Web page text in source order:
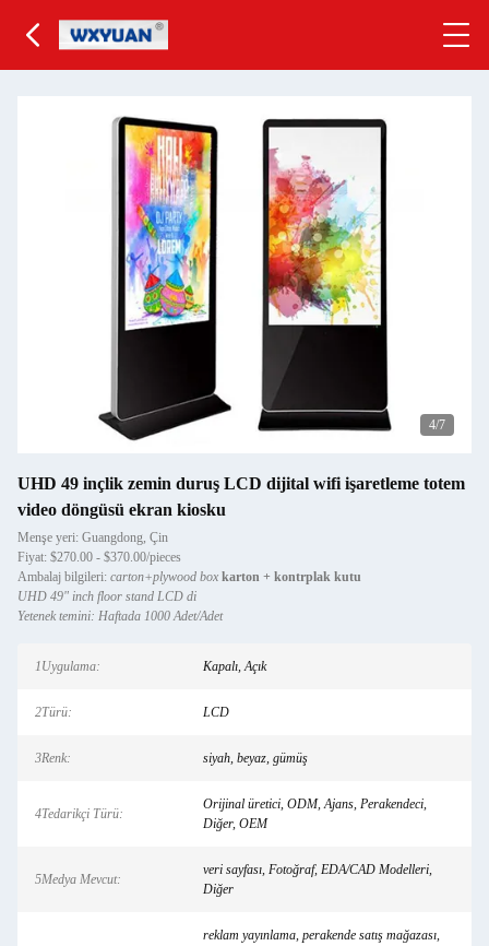
5/7
UHD 49 inçlik zemin duruş LCD dijital wifi işaretleme totem
video döngüsü ekran kiosku
Menşe yeri: Guangdong, Çin
Fiyat: $270.00 - $370.00/pieces
Ambalaj bilgileri: carton+plywood box karton + kontrplak kutu
UHD 49" inch floor stand LCD di
Yetenek temini: Haftada 1000 Adet/Adet
1Uygulama: Kapalı, Açık
2Türü: LCD
3Renk: siyah, beyaz, gümüş
4Tedarikçi Türü:
Orijinal üretici, ODM, Ajans, Perakendeci,
Diğer, OEM
5Medya Mevcut:
veri sayfası, Fotoğraf, EDA/CAD Modelleri,
Diğer
reklam yayınlama, perakende satış mağazası,